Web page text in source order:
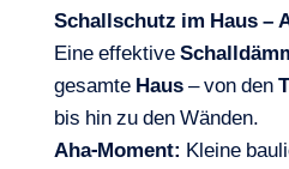
Schallschutz im Haus –
Eine effektive
gesamteHaus– von den
bis hin zu den Wänden.
Aha-Moment: Kleine